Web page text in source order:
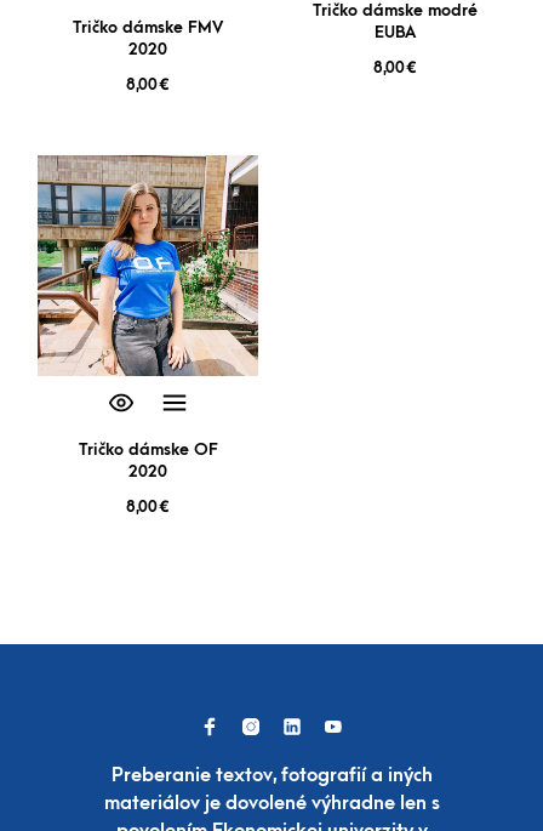
Tričko dámske FMV
2020
8,00€
Tričko dámske modré
EUBA
8,00€
Tričko dámske OF
2020
8,00€
Preberanie textov, fotografií a iných
materiálov je dovolené výhradne len s